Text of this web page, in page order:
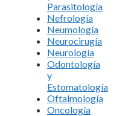
Parasitología
Nefrología
Neumología
Neurocirugía
Neurología
Odontología
y
Estomatología
Oftalmología
Oncología